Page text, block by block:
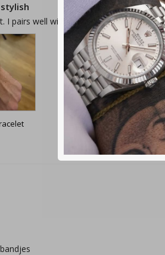
stylish
I pairs well with other Chibuntu